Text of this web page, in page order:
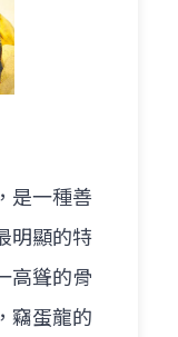
是一種善
明顯的特
高聳的骨
竊蛋龍的